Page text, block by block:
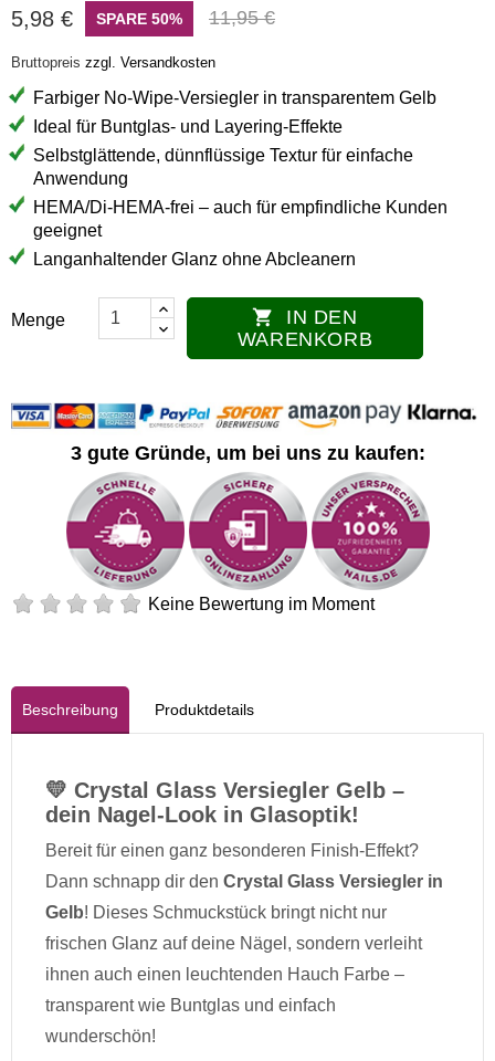
5,98 € SPARE 50% 11,95 €
Bruttopreis zzgl. Versandkosten
Farbiger No-Wipe-Versiegler in transparentem Gelb
Ideal für Buntglas- und Layering-Effekte
Selbstglättende, dünnflüssige Textur für einfache
Anwendung
HEMA/Di-HEMA-frei – auch für empfindliche Kunden
geeignet
Langanhaltender Glanz ohne Abcleanern
Menge 
WARENKORB
3 gute Gründe, um bei uns zu kaufen:
Keine Bewertung im Moment
Beschreibung Produktdetails
💛 Crystal Glass Versiegler Gelb –
dein Nagel-Look in Glasoptik!
Bereit für einen ganz besonderen Finish-Effekt?
Dann schnapp dir den Crystal Glass Versiegler in
Gelb! Dieses Schmuckstück bringt nicht nur
frischen Glanz auf deine Nägel, sondern verleiht
ihnen auch einen leuchtenden Hauch Farbe –
transparent wie Buntglas und einfach
wunderschön!